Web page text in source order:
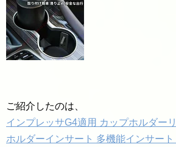
ご紹介したのは、
インプレッサG4適用 カップホルダー
ホルダーインサート 多機能インサー